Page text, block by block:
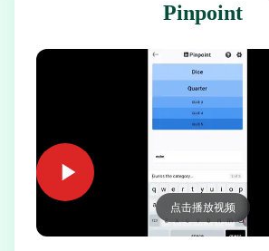
Pinpoint
点击播放视频